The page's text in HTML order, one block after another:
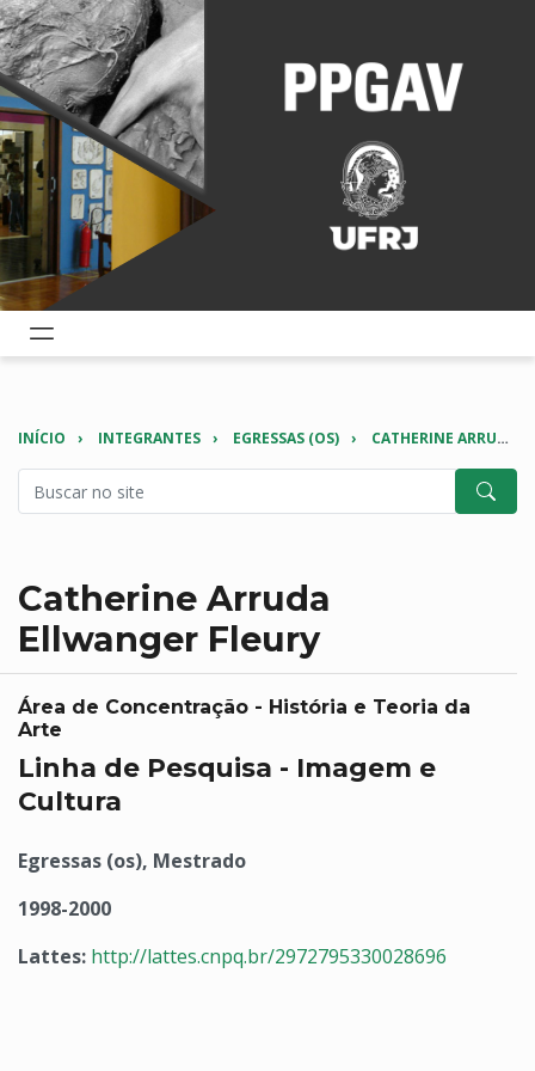
INÍCIO INTEGRANTES EGRESSAS (OS) CATHERINE ARRUDA ELLWANGER FLEURY
Catherine Arruda
Ellwanger Fleury
Área de Concentração - História e Teoria da
Arte
Linha de Pesquisa - Imagem e
Cultura
Egressas (os), Mestrado
1998-2000
Lattes: http://lattes.cnpq.br/2972795330028696